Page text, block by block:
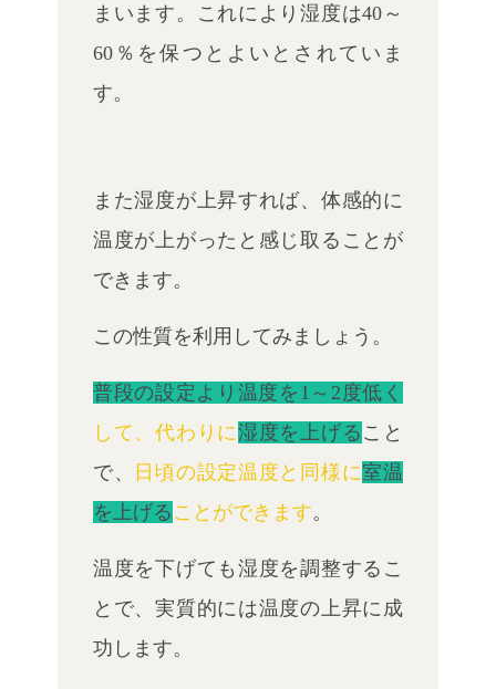
まいます。これにより湿度は40～
60％を保つとよいと されていま
す。
また湿度が上昇すれば、体感的に
温度が上がったと感じ取ることが
できます。
この性質を利用してみましょう。
普段の設定より温度を1～2度低く
して、代わりに湿度を上げる こと
で、
日頃の設定温度と同様に室温
を上げる ことができます。
温度を下げても湿度を調整するこ
とで、実質的には温度の上昇に成
功します。